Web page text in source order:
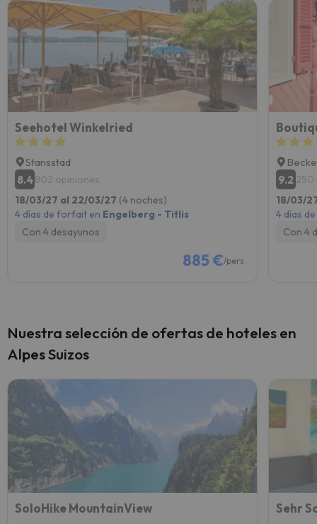
Seehotel Winkelried
Stansstad
8.4802 opiniones
18/03/27 al 22/03/27 (4 noches)
4 días de forfait en Engelberg - Titlis
Con 4 desayunos
885 €/pers.
9.2 250
18/03/
4 días
Con 4
Nuestra selección de ofertas de hoteles en
Alpes Suizos
SoloHike MountainView Sehr